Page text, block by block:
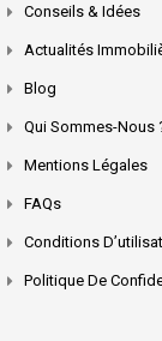
Conseils & Idées
Actualités
Blog
Qui Sommes-Nous
Mentions Légales
FAQs
Conditions
Politique De